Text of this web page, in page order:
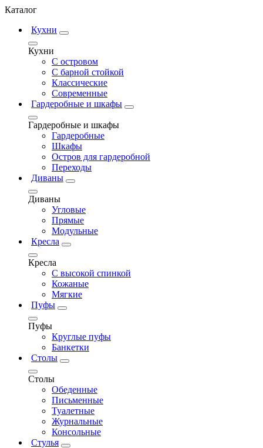
Каталог
Кухни
Кухни
С островом
С барной стойкой
Классические
Современные
Гардеробные и шкафы
Гардеробные и шкафы
Гардеробные
Шкафы
Остров для гардеробной
Переходы
Диваны
Диваны
Угловые
Прямые
Модульные
Кресла
Кресла
С высокой спинкой
Кожаные
Мягкие
Пуфы
Пуфы
Круглые пуфы
Банкетки
Столы
Столы
Обеденные
Письменные
Туалетные
Журнальные
Консольные
Стулья